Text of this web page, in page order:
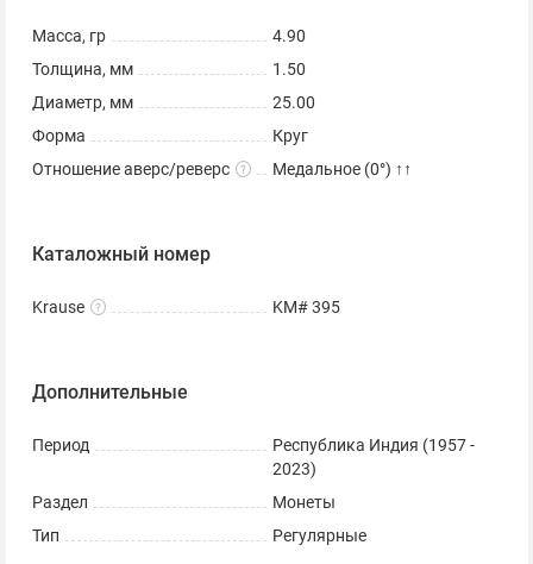
Масса, гр
4.90
Толщина, мм
1.50
Диаметр, мм
25.00
Форма
Круг
Отношение аверс/реверс
Медальное (0°) ↑↑
Каталожный номер
Krause KM# 395
Дополнительные
Период
Республика Индия (1957 -
2023)
Раздел
Монеты
Тип
Регулярные